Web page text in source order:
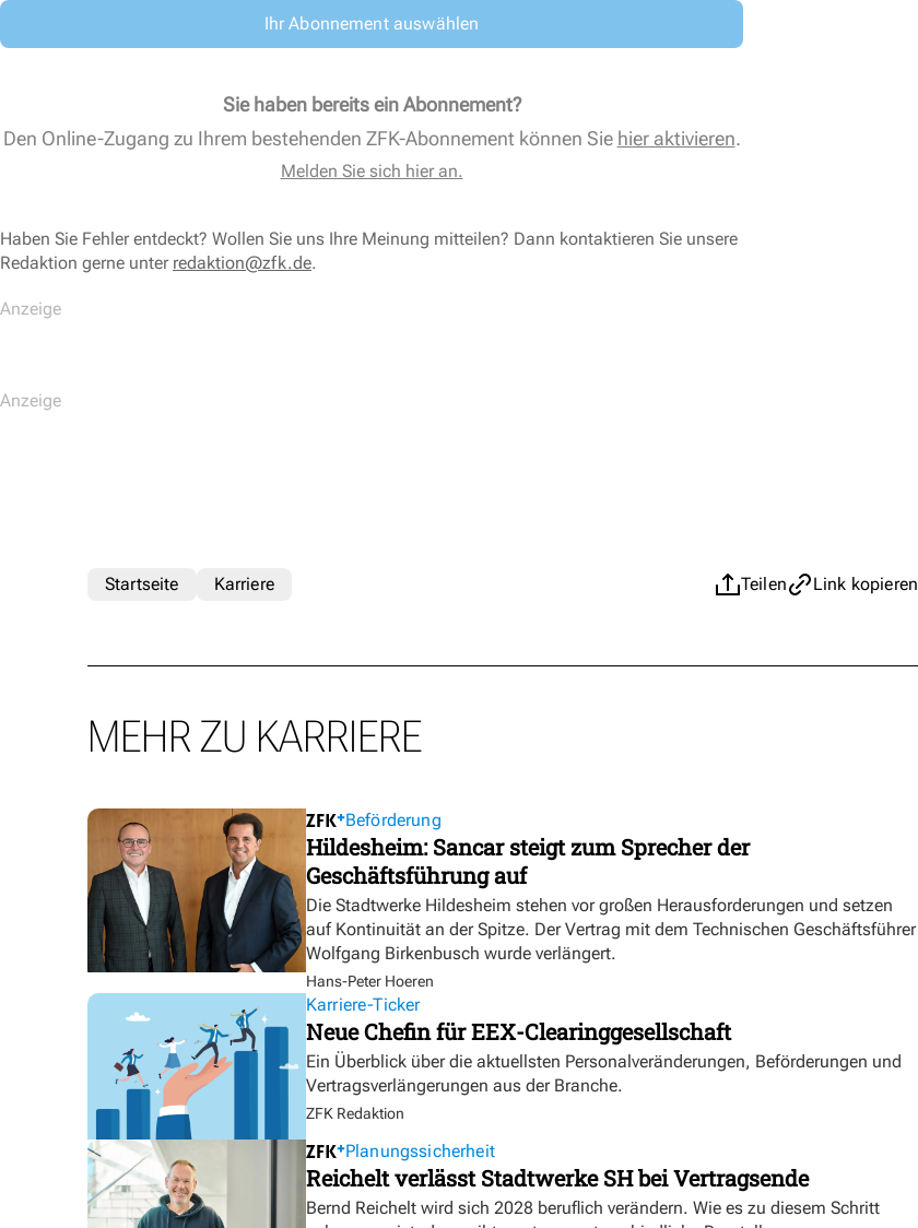
Ihr Abonnement auswählen
Sie haben bereits ein Abonnement?
Den Online-Zugang zu Ihrem bestehenden ZFK-Abonnement können Sie hier aktivieren.
Melden Sie sich hier an.
Haben Sie Fehler entdeckt? Wollen Sie uns Ihre Meinung mitteilen? Dann kontaktieren Sie unsere
Redaktion gerne unter redaktion@zfk.de.
Teilen Link kopieren
Startseite Karriere
MEHR ZU KARRIERE
Beförderung
Hildesheim: Sancar steigt zum Sprecher der
Geschäftsführung auf
Die Stadtwerke Hildesheim stehen vor großen Herausforderungen und setzen
auf Kontinuität an der Spitze. Der Vertrag mit dem Technischen Geschäftsführer
Wolfgang Birkenbusch wurde verlängert.
Hans-Peter Hoeren
Karriere-Ticker
Neue Chefin für EEX-Clearinggesellschaft
Ein Überblick über die aktuellsten Personalveränderungen, Beförderungen und
Vertragsverlängerungen aus der Branche.
ZFK Redaktion
Planungssicherheit
Reichelt verlässt Stadtwerke SH bei Vertragsende
Bernd Reichelt wird sich 2028 beruflich verändern. Wie es zu diesem Schritt